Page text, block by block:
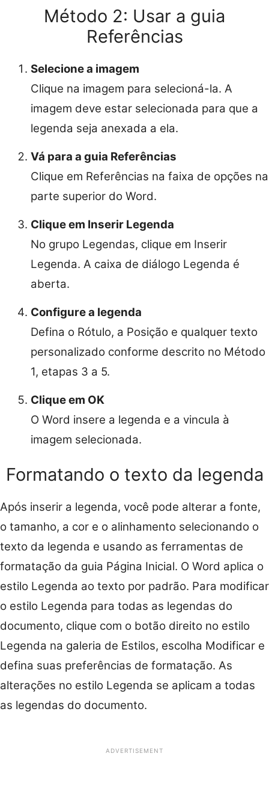
Método 2: Usar a guia
Referências
Selecione a imagem
Clique na imagem para selecioná-la. A
imagem deve estar selecionada para que a
legenda seja anexada a ela.
Vá para a guia Referências
Clique em Referências na faixa de opções na
parte superior do Word.
Clique em Inserir Legenda
No grupo Legendas, clique em Inserir
Legenda. A caixa de diálogo Legenda é
aberta.
Configure a legenda
Defina o Rótulo, a Posição e qualquer texto
personalizado conforme descrito no Método
1, etapas 3 a 5.
Clique em OK
O Word insere a legenda e a vincula à
imagem selecionada.
Formatando o texto da legenda
Após inserir a legenda, você pode alterar a fonte,
o tamanho, a cor e o alinhamento selecionando o
texto da legenda e usando as ferramentas de
formatação da guia Página Inicial. O Word aplica o
estilo Legenda ao texto por padrão. Para modificar
o estilo Legenda para todas as legendas do
documento, clique com o botão direito no estilo
Legenda na galeria de Estilos, escolha Modificar e
defina suas preferências de formatação. As
alterações no estilo Legenda se aplicam a todas
as legendas do documento.
ADVERTISEMENT